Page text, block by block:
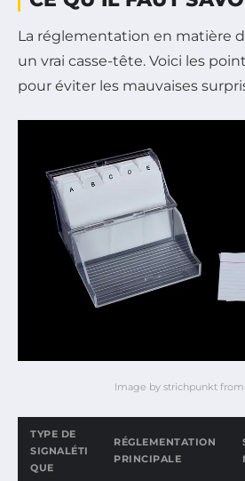
La réglementation en matière
un vrai casse-tête. Voici les
pour éviter les mauvaises
Image by strichpunkt from
TYPE DE
SIGNALÉTI
QUE
RÉGLEMENTATION
PRINCIPALE